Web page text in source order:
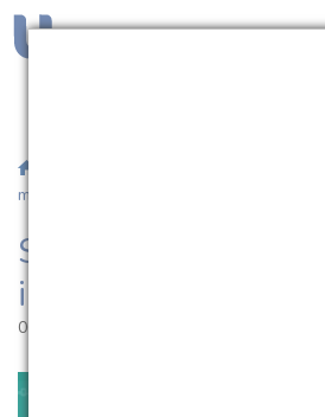
minicursos
Salão Universitário
inscreve para
06.10.2020 | 17:55